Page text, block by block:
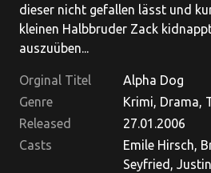
dieser nicht gefallen lässt und
kleinen Halbbruder Zack
auszuüben...
Orginal Titel
Alpha Dog
Genre
Krimi, Drama,
Released
27.01.2006
Casts
Emile Hirsch,
Seyfried,